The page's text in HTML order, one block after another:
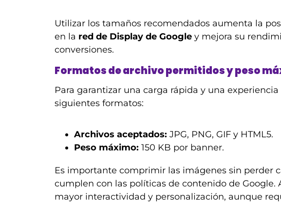
Utilizar los tamaños recomendados aumenta la
en la red de Display de Google y mejora su
conversiones.
Formatos de archivo permitidos y peso
Para garantizar una carga rápida y una
siguientes formatos:
Archivos aceptados: JPG, PNG, GIF y HTML5.
Peso máximo: 150 KB por banner.
Es importante comprimir las imágenes sin perder
cumplen con las políticas de contenido de Google.
mayor interactividad y personalización, aunque